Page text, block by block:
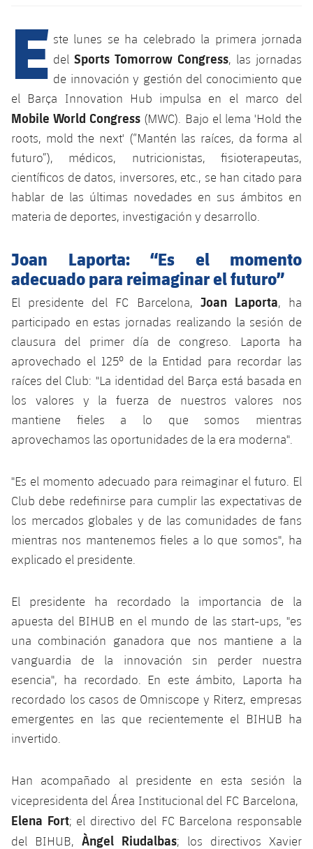
plusicon
más
Instalaciones
Spotify Camp Nou
Palau Blaugrana
Estadi Johan Cruyff
Ciutat Esportiva
La Masia
Servicios
Servicios Médicos
Accesibilidad
plusicon
más
Acreditaciones
Instalaciones
SUB12
SUB11 A
SUB11 B
SUB10 A
SUB10 B
SUB9 B
SUB8 A
SUB8 B
SUB13 B
SUB12 C
SUB11 C
Entradas
Gameday Shows
Resultados
Clasificación
Jugadores
Fotos
Palmarés
Barça Atlètic
Junior
Cadete A
Cadete B
Infantil A
Infantil B
Mini
PLUSICON
MÁS
Primer Equipo
plusicon
más
Actualidad
Calendario
Entradas
Resultados
Clasificaciones
Jugadores
Fotos
Historia
Palmarés
Barça Atlètic
plusicon
más
Actualidad
Calendario
Resultados
Clasificaciones
Jugadores
Fotos
Base
plusicon
más
Actualidad
Cadete A
Cadete B
Infantil A
Infantil B
PLUSICON
MÁS
Actualidad
Calendario
Entradas
Resultados
Clasificaciones
Jugadors
Fotos
Palmarés
Barça Atlètic
plusicon
más
Actualidad
Calendario
Resultados
Jugadores
Clasificaciones
Base
plusicon
más
Actualidad
Juvenil
Cadete
Alevín
Campus Verano
PLUSICON
MÁS
Primer equipo
plusicon
más
Calendario
Entradas
Resultados
Clasificaciones
Jugadores
Fotos
Historia
Palmarés
Actualidad
Resultados
Jugadores
Clasificaciones
Base
plusicon
más
Actualidad
Junior
Juvenil
Infantil
Campus Verano
Información general
plusicon
más
Noticias
Atletismo
plusicon
más
Actualidad
Masculino
Agenda
Baloncesto en silla de ruedas
plusicon
más
Actualidad
Calendario
Resultados
Hockey sobre hielo
plusicon
más
Jugadores
Calendario
Noticias
Hockey Hierba Masculino
Patinaje artístico
Actualidad
Escuela de Patinaje
E ste lunes se ha celebrado la primera jornada
del Sports Tomorrow Congress, las jornadas
de innovación y gestión del conocimiento que
el Barça Innovation Hub impulsa en el marco del
Mobile World Congress (MWC). Bajo el lema 'Hold the
roots, mold the next' (“Mantén las raíces, da forma al
futuro”), médicos, nutricionistas, fisioterapeutas,
científicos de datos, inversores, etc., se han citado para
hablar de las últimas novedades en sus ámbitos en
materia de deportes, investigación y desarrollo.
Joan Laporta: “Es el momento
adecuado para reimaginar el futuro”
El presidente del FC Barcelona, ​​ Joan Laporta, ha
participado en estas jornadas realizando la sesión de
clausura del primer día de congreso. Laporta ha
aprovechado el 125º de la Entidad para recordar las
raíces del Club: "La identidad del Barça está basada en
los valores y la fuerza de nuestros valores nos
mantiene fieles a lo que somos mientras
aprovechamos las oportunidades de la era moderna".
"Es el momento adecuado para reimaginar el futuro. El
Club debe redefinirse para cumplir las expectativas de
los mercados globales y de las comunidades de fans
mientras nos mantenemos fieles a lo que somos", ha
explicado el presidente.
El presidente ha recordado la importancia de la
apuesta del BIHUB en el mundo de las start-ups, "es
una combinación ganadora que nos mantiene a la
vanguardia de la innovación sin perder nuestra
esencia", ha recordado. En este ámbito, Laporta ha
recordado los casos de Omniscope y Riterz, empresas
emergentes en las que recientemente el BIHUB ha
invertido.
Han acompañado al presidente en esta sesión la
vicepresidenta del Área Institucional del FC Barcelona,
Elena Fort; el directivo del FC Barcelona responsable
del BIHUB, Àngel Riudalbas; los directivos Xavier